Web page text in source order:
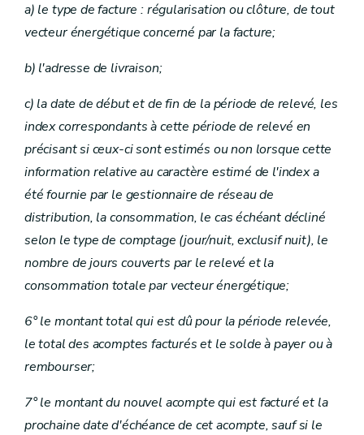
a) le type de facture : régularisation ou clôture, de tout
vecteur énergétique concerné par la facture;
b) l'adresse de livraison;
c) la date de début et de fin de la période de relevé, les
index correspondants à cette période de relevé en
précisant si ceux-ci sont estimés ou non lorsque cette
information relative au caractère estimé de l'index a
été fournie par le gestionnaire de réseau de
distribution, la consommation, le cas échéant décliné
selon le type de comptage (jour/nuit, exclusif nuit), le
nombre de jours couverts par le relevé et la
consommation totale par vecteur énergétique;
6° le montant total qui est dû pour la période relevée,
le total des acomptes facturés et le solde à payer ou à
rembourser;
7° le montant du nouvel acompte qui est facturé et la
prochaine date d'échéance de cet acompte, sauf si le